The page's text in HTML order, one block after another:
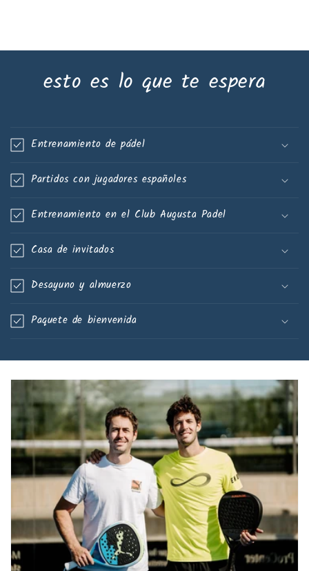
esto es lo que te espera
Entrenamiento de pádel
Partidos con jugadores españoles
Entrenamiento en el Club Augusta Padel
Casa de invitados
Desayuno y almuerzo
Paquete de bienvenida